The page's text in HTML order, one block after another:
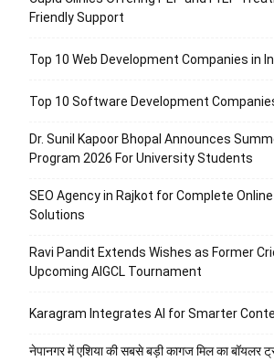
Friendly Support
Top 10 Web Development Companies in
Top 10 Software Development
Dr. Sunil Kapoor Bhopal Announces
Program 2026 For University Students
SEO Agency in Rajkot for Complete
Solutions
Ravi Pandit Extends Wishes as Former
Upcoming AIGCL Tournament
Karagram Integrates AI for Smarter
नेपानगर में एशिया की सबसे बड़ी कागज मिल का बॉयलर